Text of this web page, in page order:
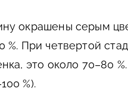
окрашены серым
%. При четвертой
это около 70–80
%).